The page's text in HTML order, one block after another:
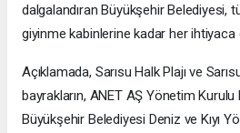
dalgalandıran Büyükşehir Belediyesi,
giyinme kabinlerine kadar her ihtiyaca
Açıklamada, Sarısu Halk Plajı ve
bayrakların, ANET AŞ Yönetim Kurulu
Büyükşehir Belediyesi Deniz ve Kıyı